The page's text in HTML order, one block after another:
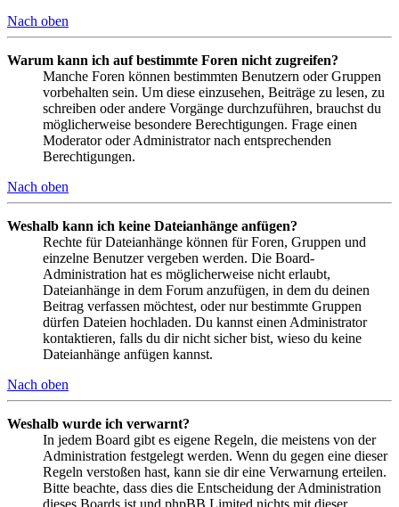
Nach oben
Warum kann ich auf bestimmte Foren nicht zugreifen?
Manche Foren können bestimmten Benutzern oder Gruppen
vorbehalten sein. Um diese einzusehen, Beiträge zu lesen, zu
schreiben oder andere Vorgänge durchzuführen, brauchst du
möglicherweise besondere Berechtigungen. Frage einen
Moderator oder Administrator nach entsprechenden
Berechtigungen.
Nach oben
Weshalb kann ich keine Dateianhänge anfügen?
Rechte für Dateianhänge können für Foren, Gruppen und
einzelne Benutzer vergeben werden. Die Board-
Administration hat es möglicherweise nicht erlaubt,
Dateianhänge in dem Forum anzufügen, in dem du deinen
Beitrag verfassen möchtest, oder nur bestimmte Gruppen
dürfen Dateien hochladen. Du kannst einen Administrator
kontaktieren, falls du dir nicht sicher bist, wieso du keine
Dateianhänge anfügen kannst.
Nach oben
Weshalb wurde ich verwarnt?
In jedem Board gibt es eigene Regeln, die meistens von der
Administration festgelegt werden. Wenn du gegen eine dieser
Regeln verstoßen hast, kann sie dir eine Verwarnung erteilen.
Bitte beachte, dass dies die Entscheidung der Administration